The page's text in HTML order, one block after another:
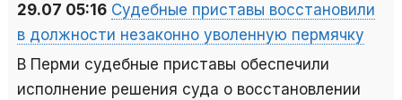
29.07 05:16 Судебные приставы восстановили
в должности незаконно уволенную пермячку
В Перми судебные приставы обеспечили
исполнение решения суда о восстановлении